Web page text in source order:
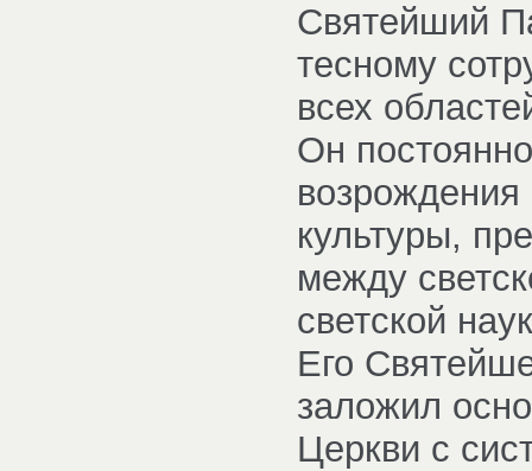
Святейший
тесному
всех
Он
возрождения
культуры,
между
светской
Его
заложил
Церкви с